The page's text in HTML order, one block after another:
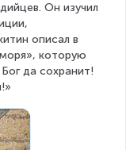
Он изучил
описал в
которую
да сохранит!